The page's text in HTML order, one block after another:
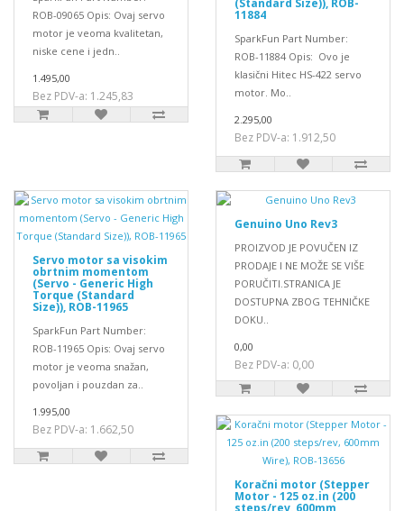
ROB-09065 Opis: Ovaj servo
motor je veoma kvalitetan,
niske cene i jedn..
1.495,00
Bez PDV-a: 1.245,83
(Standard Size)), ROB-
11884
SparkFun Part Number:
ROB-11884 Opis: Ovo je
klasični Hitec HS-422 servo
motor. Mo..
2.295,00
Bez PDV-a: 1.912,50
Servo motor sa visokim
obrtnim momentom
(Servo - Generic High
Torque (Standard
Size)), ROB-11965
SparkFun Part Number:
ROB-11965 Opis: Ovaj servo
motor je veoma snažan,
povoljan i pouzdan za..
1.995,00
Bez PDV-a: 1.662,50
Genuino Uno Rev3
PROIZVOD JE POVUČEN IZ
PRODAJE I NE MOŽE SE VIŠE
PORUČITI.STRANICA JE
DOSTUPNA ZBOG TEHNIČKE
DOKU..
0,00
Bez PDV-a: 0,00
Koračni motor (Stepper
Motor - 125 oz.in (200
steps/rev, 600mm